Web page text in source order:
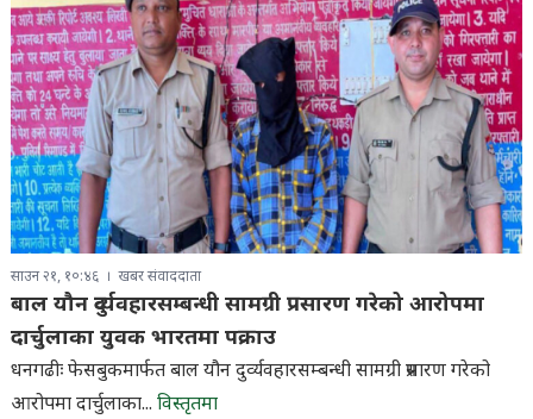
साउन २१, १०:४६ खबर संवाददाता
बाल यौन दुर्व्यवहारसम्बन्धी सामग्री प्रसारण गरेको आरोपमा
दार्चुलाका युवक भारतमा पक्राउ
धनगढीः फेसबुकमार्फत बाल यौन दुर्व्यवहारसम्बन्धी सामग्री प्रसारण गरेको
आरोपमा दार्चुलाका... विस्तृतमा